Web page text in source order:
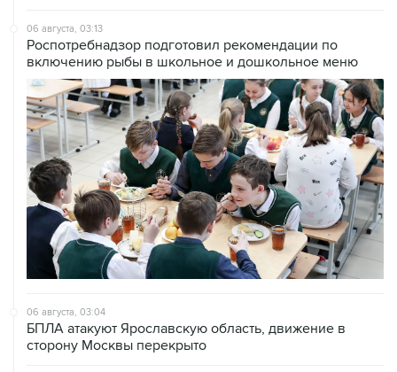
06 августа, 03:13
Роспотребнадзор подготовил рекомендации по
включению рыбы в школьное и дошкольное меню
06 августа, 03:04
БПЛА атакуют Ярославскую область, движение в
сторону Москвы перекрыто